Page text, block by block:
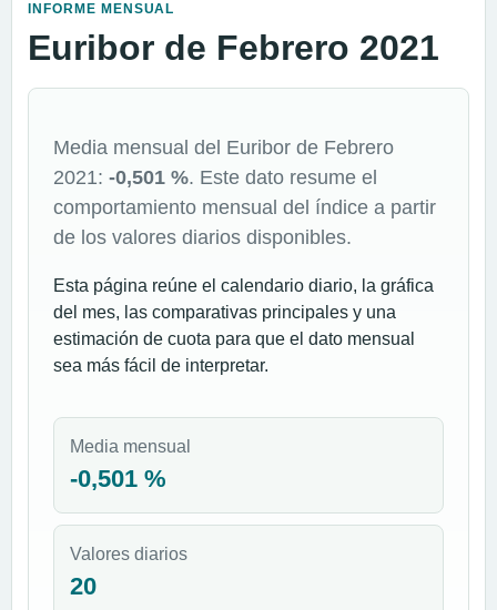
INFORME MENSUAL
Euribor de Febrero 2021
Media mensual del Euribor de Febrero
2021: -0,501 %. Este dato resume el
comportamiento mensual del índice a partir
de los valores diarios disponibles.
Esta página reúne el calendario diario, la gráfica
del mes, las comparativas principales y una
estimación de cuota para que el dato mensual
sea más fácil de interpretar.
Media mensual
-0,501 %
Valores diarios
20